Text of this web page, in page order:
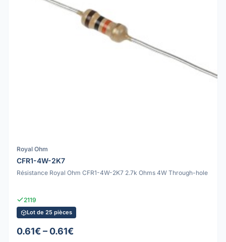
Royal Ohm
CFR1-4W-2K7
Résistance Royal Ohm CFR1-4W-2K7 2.7k Ohms 4W Through-hole
2119
Lot de 25 pièces
0.61€ – 0.61€